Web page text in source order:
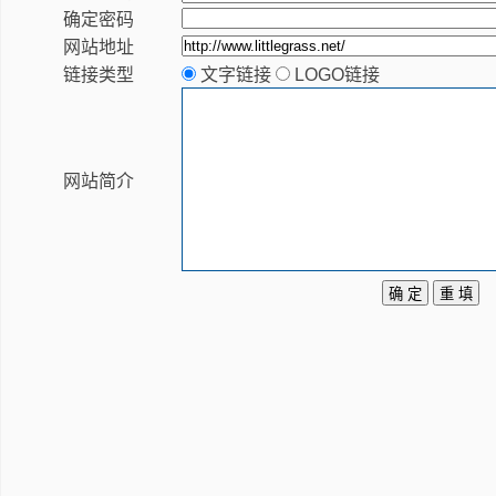
确定密码
网站地址
链接类型
文字链接 LOGO链接
网站简介